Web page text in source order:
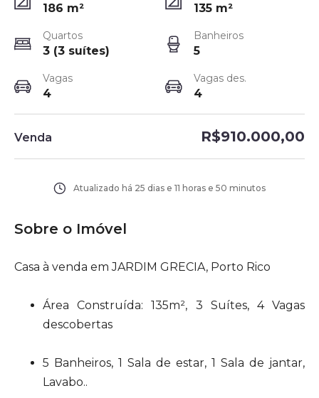
186 m² 135 m²
Quartos
3 (3 suítes)
Banheiros
5
Vagas
4
Vagas des.
4
Venda R$910.000,00
Atualizado há 25 dias e 11 horas e 50 minutos
Sobre o Imóvel
Casa à venda em JARDIM GRECIA, Porto Rico
Área Construída: 135m², 3 Suítes, 4 Vagas
descobertas
5 Banheiros, 1 Sala de estar, 1 Sala de jantar,
Lavabo..